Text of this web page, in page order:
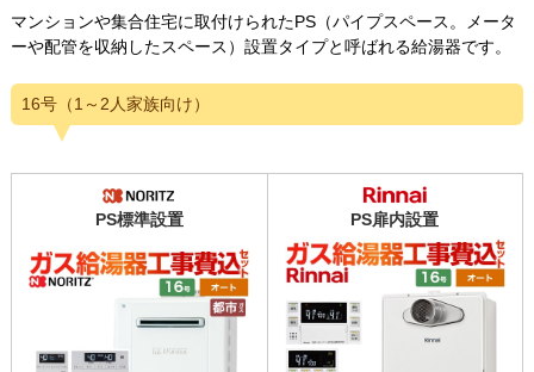
マンションや集合住宅に取付けられたPS（パイプスペース。メータ
ーや配管を収納したスペース）設置タイプと呼ばれる給湯器です。
16号（1～2人家族向け）
PS標準設置 PS扉内設置